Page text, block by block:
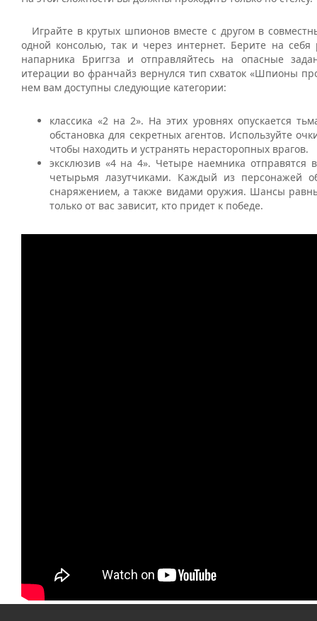
Играйте в крутых шпионов вместе с другом в
одной консолью, так и через интернет. Берите на
напарника Бриггза и отправляйтесь на опасные
итерации во франчайз вернулся тип схваток «Шпионы
нем вам доступны следующие категории:
классика «2 на 2». На этих уровнях опускается
обстановка для секретных агентов. Используйте
чтобы находить и устранять нерасторопных врагов.
эксклюзив «4 на 4». Четыре наемника отправятся
четырьмя лазутчиками. Каждый из персонажей
снаряжением, а также видами оружия. Шансы
только от вас зависит, кто придет к победе.